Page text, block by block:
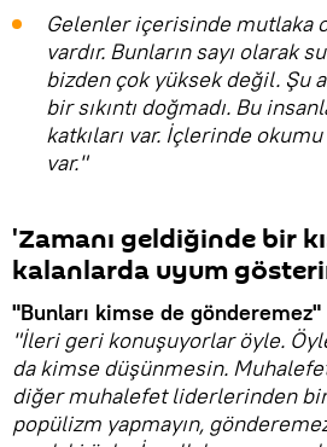
Gelenler içerisinde mutlaka
vardır. Bunların sayı olarak
bizden çok yüksek değil. Şu
bir sıkıntı doğmadı. Bu
katkıları var. İçlerinde
var."
'Zamanı geldiğinde bir
kalanlarda uyum
"Bunları kimse de gönderemez"
"İleri geri konuşuyorlar öyle.
da kimse düşünmesin.
diğer muhalefet liderlerinden
popülizm yapmayın,